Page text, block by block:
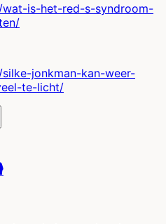
is-het-red-s-syndroom-
jonkman-kan-weer-
te-licht/